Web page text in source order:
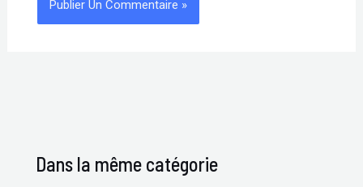
Dans la même catégorie